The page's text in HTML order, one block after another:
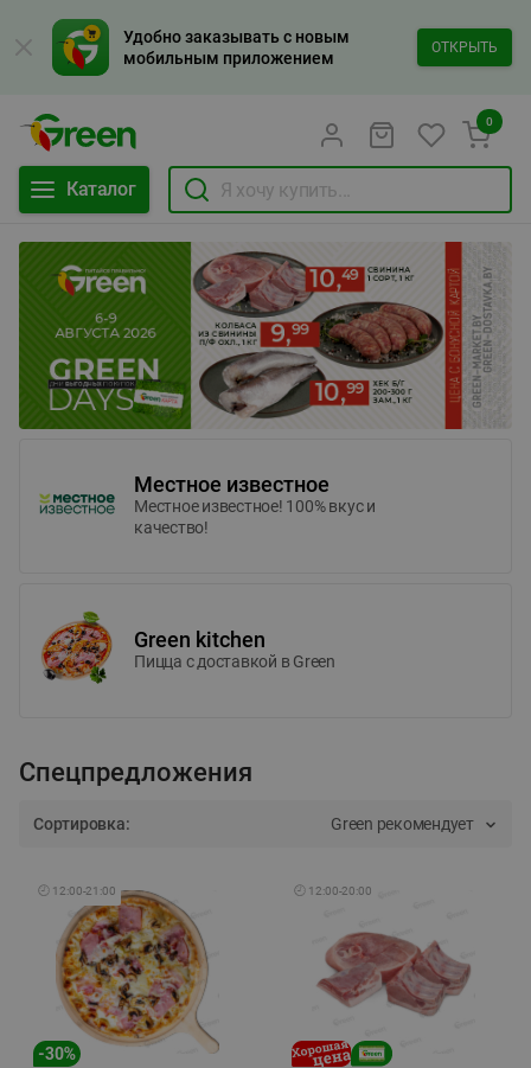
Удобно заказывать с новым
мобильным приложением
ОТКРЫТЬ
Каталог
0
Местное известное
Местное известное! 100% вкус и
качество!
Green kitchen
Пицца c доставкой в Green
Спецпредложения
Сортировка: Green рекомендует
🕘 12:00-21:00
-30%
🕘 12:00-20:00